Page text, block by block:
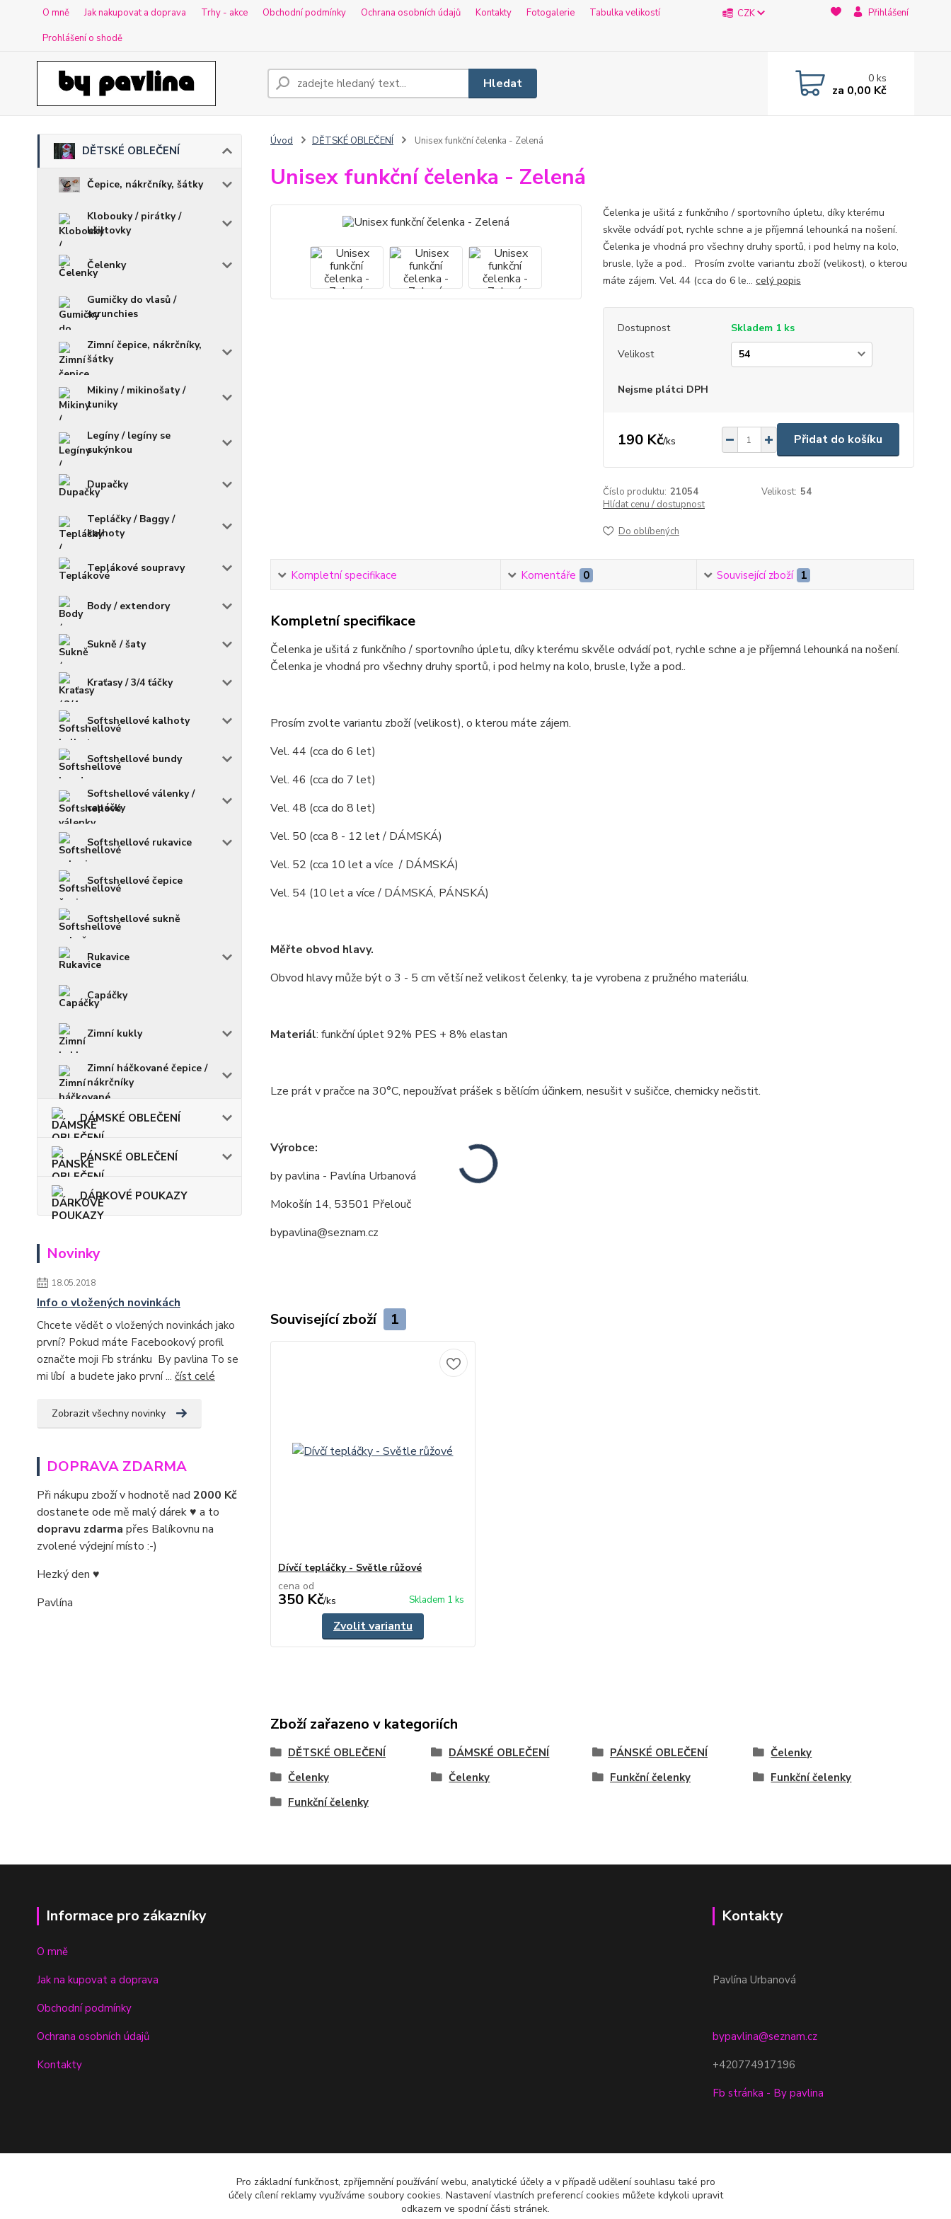
O mně Jak nakupovat a doprava Trhy - akce Obchodní podmínky Ochrana osobních údajů Kontakty Fotogalerie
Tabulka velikostí
Prohlášení o shodě
CZK Přihlášení
Hledat 0ks
za 0,00 Kč
DĚTSKÉ OBLEČENÍ
Čepice, nákrčníky, šátky
Klobouky / pirátky /
kšiltovky
Čelenky
Gumičky do vlasů /
scrunchies
Zimní čepice, nákrčníky,
šátky
Mikiny / mikinošaty /
tuniky
Legíny / legíny se
sukýnkou
Dupačky
Tepláčky / Baggy /
kalhoty
Teplákové soupravy
Body / extendory
Sukně / šaty
Kraťasy / 3/4 ťáčky
Softshellové kalhoty
Softshellové bundy
Softshellové válenky /
capáčky
Softshellové rukavice
Softshellové čepice
Softshellové sukně
Rukavice
Capáčky
Zimní kukly
Zimní háčkované čepice /
nákrčníky
DÁMSKÉ OBLEČENÍ
PÁNSKÉ OBLEČENÍ
DÁRKOVÉ POUKAZY
Novinky
18.05.2018
Info o vložených novinkách
Chcete vědět o vložených novinkách jako
první? Pokud máte Facebookový profil
označte moji Fb stránku By pavlina To se
mi líbí a budete jako první ... číst celé
Zobrazit všechny novinky
DOPRAVA ZDARMA
Při nákupu zboží v hodnotě nad 2000 Kč
dostanete ode mě malý dárek ♥ a to
dopravu zdarma přes Balíkovnu na
zvolené výdejní místo :-)
Hezký den ♥
Pavlína
Úvod DĚTSKÉ OBLEČENÍ Unisex funkční čelenka - Zelená
Unisex funkční čelenka - Zelená
Čelenka je ušitá z funkčního / sportovního úpletu, díky kterému
skvěle odvádí pot, rychle schne a je příjemná lehounká na nošení.
Čelenka je vhodná pro všechny druhy sportů, i pod helmy na kolo,
brusle, lyže a pod.. Prosím zvolte variantu zboží (velikost), o kterou
máte zájem. Vel. 44 (cca do 6 le... celý popis
Dostupnost
Skladem 1 ks
Velikost
Nejsme plátci DPH
190 Kč/ks Přidat do košíku
Číslo produktu: 21054 Velikost: 54
Hlídat cenu / dostupnost
Do oblíbených
Kompletní specifikace Komentáře 0 Související zboží 1
Kompletní specifikace
Čelenka je ušitá z funkčního / sportovního úpletu, díky kterému skvěle odvádí pot, rychle schne a je příjemná lehounká na nošení.
Čelenka je vhodná pro všechny druhy sportů, i pod helmy na kolo, brusle, lyže a pod..
Prosím zvolte variantu zboží (velikost), o kterou máte zájem.
Vel. 44 (cca do 6 let)
Vel. 46 (cca do 7 let)
Vel. 48 (cca do 8 let)
Vel. 50 (cca 8 - 12 let / DÁMSKÁ)
Vel. 52 (cca 10 let a více / DÁMSKÁ)
Vel. 54 (10 let a více / DÁMSKÁ, PÁNSKÁ)
Měřte obvod hlavy.
Obvod hlavy může být o 3 - 5 cm větší než velikost čelenky, ta je vyrobena z pružného materiálu.
Materiál: funkční úplet 92% PES + 8% elastan
Lze prát v pračce na 30°C, nepoužívat prášek s bělícím účinkem, nesušit v sušičce, chemicky nečistit.
Výrobce:
by pavlina - Pavlína Urbanová
Mokošín 14, 53501 Přelouč
bypavlina@seznam.cz
Související zboží 1
Dívčí tepláčky - Světle růžové
cena od
350 Kč/ks Skladem 1 ks
Zvolit variantu
Zboží zařazeno v kategoriích
DĚTSKÉ OBLEČENÍ DÁMSKÉ OBLEČENÍ PÁNSKÉ OBLEČENÍ
Čelenky
Čelenky
Čelenky Funkční čelenky
Funkční čelenky
Funkční čelenky
Informace pro zákazníky
O mně
Jak na kupovat a doprava
Obchodní podmínky
Ochrana osobních údajů
Kontakty
Kontakty
Pavlína Urbanová
bypavlina@seznam.cz
+420774917196
Fb stránka - By pavlina
Pro základní funkčnost, zpříjemnění používání webu, analytické účely a v případě udělení souhlasu také pro
účely cílení reklamy využíváme soubory cookies. Nastavení vlastních preferencí cookies můžete kdykoli upravit
odkazem ve spodní části stránek.